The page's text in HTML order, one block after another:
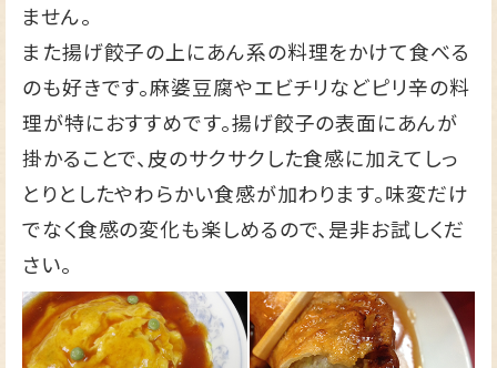
ません。
また揚げ餃子の上にあん系の料理をかけて食べる
のも好きです。麻婆豆腐やエビチリなどピリ辛の料
理が特におすすめです。揚げ餃子の表面にあんが
掛かることで、皮のサクサクした食感に加えてしっ
とりとしたやわらかい食感が加わります。味変だけ
でなく食感の変化も楽しめるので、是非お試しくだ
さい。